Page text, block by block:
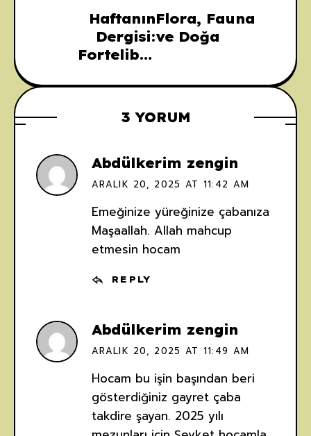
Haftanın
Dergisi:
Forteliber
Türkiye
Flora, Fauna
ve Doğa
3 YORUM
Abdülkerim zengin
ARALIK 20, 2025 AT 11:42 AM
Emeğinize yüreğinize çabanıza
Maşaallah. Allah mahcup
etmesin hocam
REPLY
Abdülkerim zengin
ARALIK 20, 2025 AT 11:49 AM
Hocam bu işin başından beri
gösterdiğiniz gayret çaba
takdire şayan. 2025 yılı